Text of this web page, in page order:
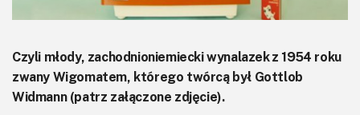
Do pobrania
Czyli młody, zachodnioniemiecki wynalazek z 1954 roku
zwany Wigomatem, którego twórcą był Gottlob
Widmann (patrz załączone zdjęcie).